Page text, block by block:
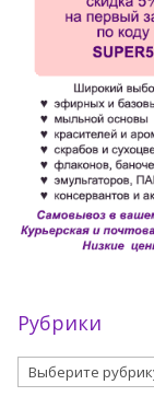
Рубрики
Рубрики